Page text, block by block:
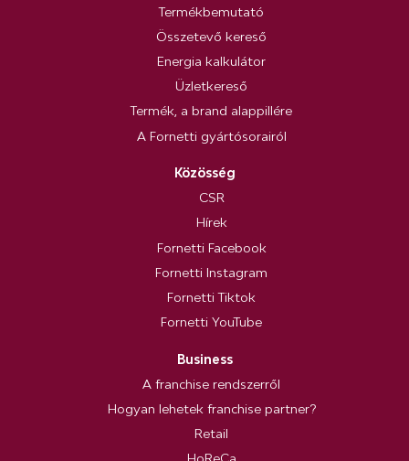
Termékbemutató
Összetevő kereső
Energia kalkulátor
Üzletkereső
Termék, a brand alappillére
A Fornetti gyártósorairól
Közösség
CSR
Hírek
Fornetti Facebook
Fornetti Instagram
Fornetti Tiktok
Fornetti YouTube
Business
A franchise rendszerről
Hogyan lehetek franchise partner?
Retail